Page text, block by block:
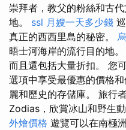
崇拜者，教父的粉絲和古
地。 ssl 月嫂一天多少錢
真正的西西里島的秘密。
晤士河海岸的流行目的地
而且還包括大量折扣。 您
選項中享受最優惠的價格
麗和歷史的存儲庫。 旅行
Zodias，欣賞冰山和野生動
外燴價格 遊覽可以在南極